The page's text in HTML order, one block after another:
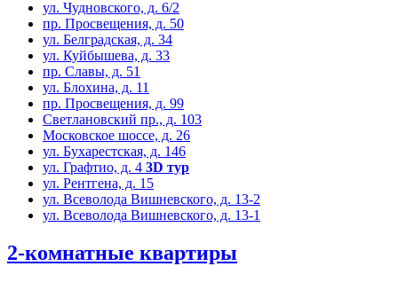
ул. Чудновского, д. 6/2
пр. Просвещения, д. 50
ул. Белградская, д. 34
ул. Куйбышева, д. 33
пр. Славы, д. 51
ул. Блохина, д. 11
пр. Просвещения, д. 99
Светлановский пр., д. 103
Московское шоссе, д. 26
ул. Бухарестская, д. 146
ул. Графтио, д. 4 3D тур
ул. Рентгена, д. 15
ул. Всеволода Вишневского, д. 13-2
ул. Всеволода Вишневского, д. 13-1
2-комнатные квартиры